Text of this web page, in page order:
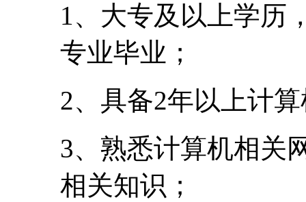
1、大专及以上学历
专业毕业；
2、具备2年以上计
3、熟悉计算机相关
相关知识；